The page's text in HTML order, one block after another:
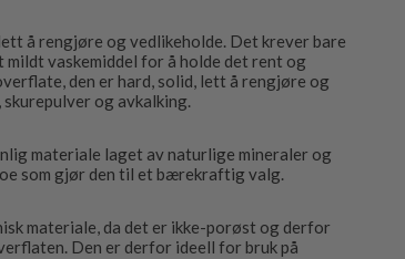
å rengjøre og vedlikeholde. Det krever bare
mildt vaskemiddel for å holde det rent og
den er hard, solid, lett å rengjøre og
og avkalking.
materiale laget av naturlige mineraler og
som gjør den til et bærekraftig valg.
materiale, da det er ikke-porøst og derfor
Den er derfor ideell for bruk på